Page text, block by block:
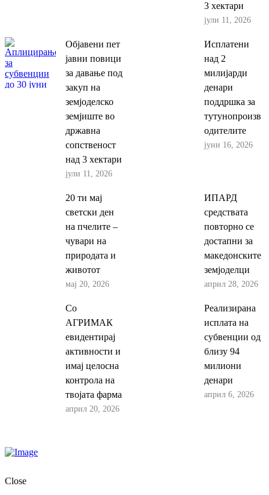
3 хектари
јули 11, 2026
Објавени пет
јавни повици
за давање под
закуп на
земјоделско
земјиште во
државна
сопственост
над 3 хектари
јули 11, 2026
Исплатени
над 2
милијарди
денари
поддршка за
тутунопроизв
одителите
јуни 16, 2026
20 ти мај
светски ден
на пчелите –
чувари на
природата и
животот
мај 20, 2026
ИПАРД
средствата
повторно се
достапни за
македонските
земјоделци
април 28, 2026
Со
АГРИМАК
евидентирај
активности и
имај целосна
контрола на
твојата фарма
април 20, 2026
Реализирана
исплата на
субвенции од
близу 94
милиони
денари
април 6, 2026
Close